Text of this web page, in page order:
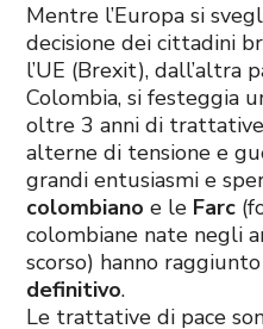
Mentre l’Europa si
decisione dei cittadini
l’UE (Brexit), dall’altra
Colombia, si festeggia
oltre 3 anni di
alterne di tensione e
grandi entusiasmi e
colombiano e le Farc
colombiane nate negli
scorso) hanno
definitivo.
Le trattative di pace